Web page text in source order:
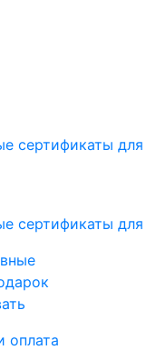
сертификаты для
сертификаты для
оплата